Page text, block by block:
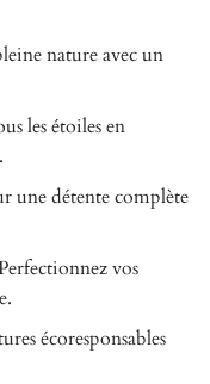
nature avec un
les étoiles en
une détente complète
vos
écoresponsables